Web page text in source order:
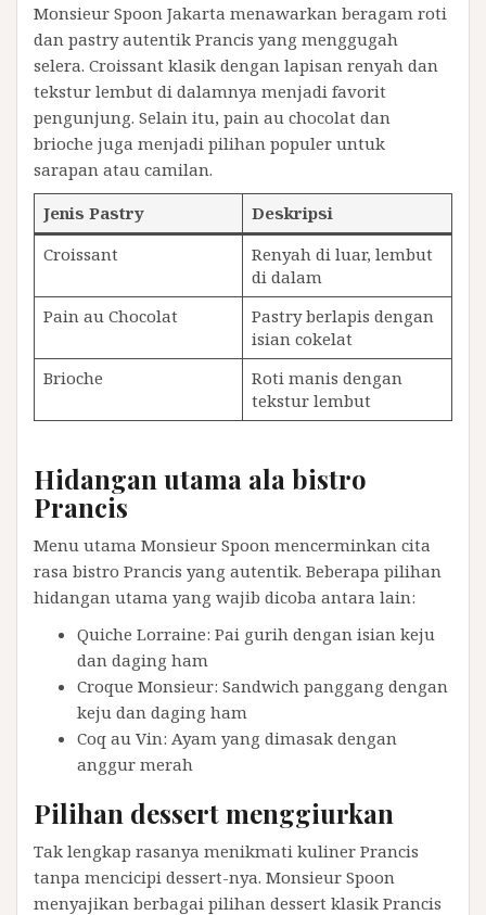
Monsieur Spoon Jakarta menawarkan beragam roti
dan pastry autentik Prancis yang menggugah
selera. Croissant klasik dengan lapisan renyah dan
tekstur lembut di dalamnya menjadi favorit
pengunjung. Selain itu, pain au chocolat dan
brioche juga menjadi pilihan populer untuk
sarapan atau camilan.
Jenis Pastry
Deskripsi
Croissant
Renyah di luar, lembut
di dalam
Pain au Chocolat
Pastry berlapis dengan
isian cokelat
Brioche
Roti manis dengan
tekstur lembut
Hidangan utama ala bistro
Prancis
Menu utama Monsieur Spoon mencerminkan cita
rasa bistro Prancis yang autentik. Beberapa pilihan
hidangan utama yang wajib dicoba antara lain:
Quiche Lorraine: Pai gurih dengan isian keju
dan daging ham
Croque Monsieur: Sandwich panggang dengan
keju dan daging ham
Coq au Vin: Ayam yang dimasak dengan
anggur merah
Pilihan dessert menggiurkan
Tak lengkap rasanya menikmati kuliner Prancis
tanpa mencicipi dessert-nya. Monsieur Spoon
menyajikan berbagai pilihan dessert klasik Prancis